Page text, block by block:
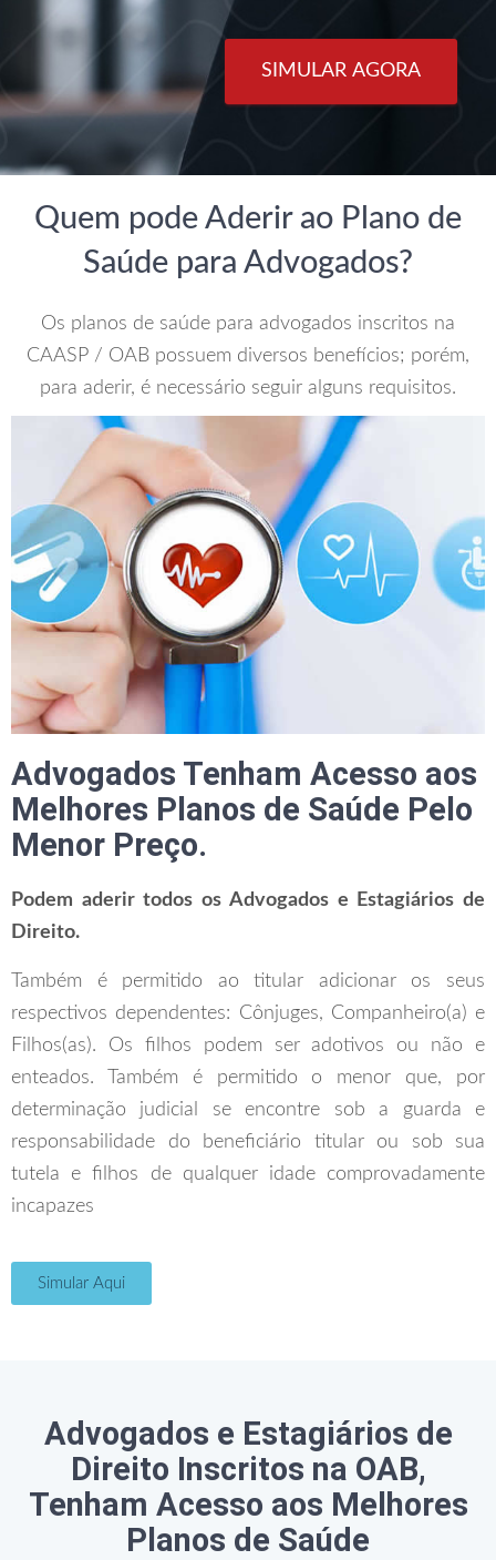
SIMULAR AGORA
Quem pode Aderir ao Plano de
Saúde para Advogados?
Os planos de saúde para advogados inscritos na
CAASP / OAB possuem diversos benefícios; porém,
para aderir, é necessário seguir alguns requisitos.
Advogados Tenham Acesso aos
Melhores Planos de Saúde Pelo
Menor Preço.
Podem aderir todos os Advogados e Estagiários de
Direito.
Também é permitido ao titular adicionar os seus
respectivos dependentes: Cônjuges, Companheiro(a) e
Filhos(as). Os filhos podem ser adotivos ou não e
enteados. Também é permitido o menor que, por
determinação judicial se encontre sob a guarda e
responsabilidade do beneficiário titular ou sob sua
tutela e filhos de qualquer idade comprovadamente
incapazes
Simular Aqui
Advogados e Estagiários de
Direito Inscritos na OAB,
Tenham Acesso aos Melhores
Planos de Saúde